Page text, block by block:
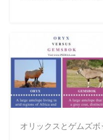
オリックスとゲムズ